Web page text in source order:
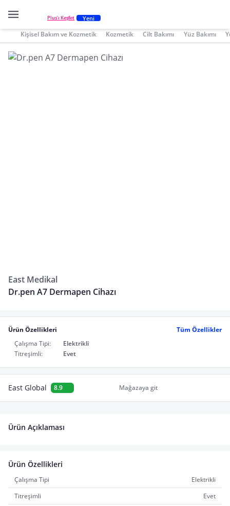
Plus'ı Keşfet Yeni
Kişisel Bakım ve Kozmetik Kozmetik Cilt Bakımı Yüz Bakımı
East Medikal
Dr.pen A7 Dermapen Cihazı
Ürün Özellikleri
Tüm Özellikler
Çalışma Tipi:
Elektrikli
Titreşimli:
Evet
East Global 8.9 Mağazaya git
Ürün Açıklaması
Ürün Özellikleri
Çalışma Tipi
Elektrikli
Titreşimli
Evet